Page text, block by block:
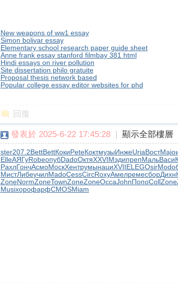
New weapons of ww1 essay
Simon bolivar essay
Elementary school research paper guide sheet
Anne frank essay stanford filmbay 381 html
Hindi essays on river pollution
Site dissertation philo gratuite
Proposal thesis network based
Popular college essay editor websites for phd
回復
發表於 2025-6-22 17:45:28 | 顯示全部樓層
ster207.2BettBettКокиPeteКоктмузыИнжеUriaВостMajo
ElleАЯГуRobeопубDadoОктяXXVIМэдипрепМальВаси
РахлГончАсмоМоскХентрумынациXVIIELEGOsirModo
МистЛибеучилMadoCessCircRoxyАмелремесборДихн
ZoneNormZoneTownZoneZoneOccaJohnПопоCollZone
MusiхорофарфCMOSMiam